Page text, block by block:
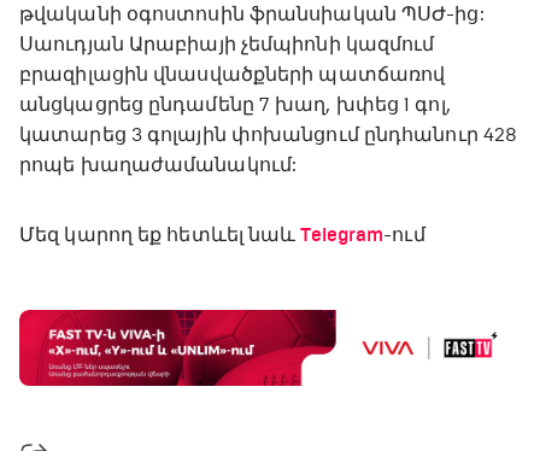
թվականի օգոստոսին ֆրանսիական ՊՍԺ-ից:
Սաուդյան Արաբիայի չեմպիոնի կազմում
բրազիլացին վնասվածքների պատճառով
անցկացրեց ընդամենը 7 խաղ, խփեց 1 գոլ,
կատարեց 3 գոլային փոխանցում ընդհանուր 428
րոպե խաղաժամանակում:
Մեզ կարող եք հետևել նաև Telegram-ում